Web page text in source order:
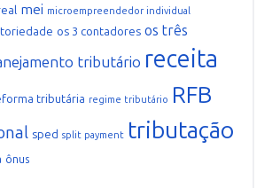
mei microempreendedor individual
os 3 contadores os três
tributário receita
tributária regime tributário RFB
sped split payment tributação
ônus